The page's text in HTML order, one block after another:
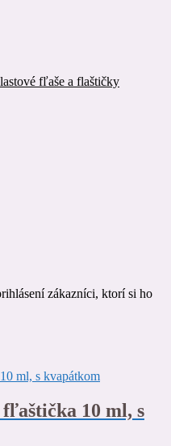
fľaše a flaštičky
zákazníci, ktorí si ho
10 ml, s